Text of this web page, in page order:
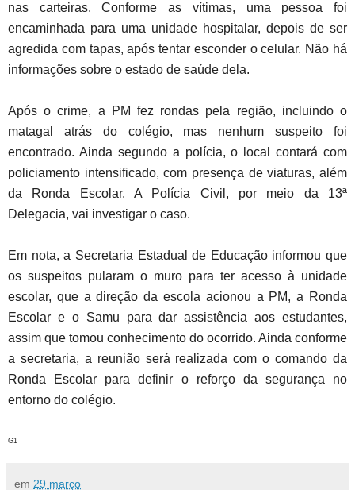
nas carteiras. Conforme as vítimas, uma pessoa foi
encaminhada para uma unidade hospitalar, depois de ser
agredida com tapas, após tentar esconder o celular. Não há
informações sobre o estado de saúde dela.
Após o crime, a PM fez rondas pela região, incluindo o
matagal atrás do colégio, mas nenhum suspeito foi
encontrado. Ainda segundo a polícia, o local contará com
policiamento intensificado, com presença de viaturas, além
da Ronda Escolar. A Polícia Civil, por meio da 13ª
Delegacia, vai investigar o caso.
Em nota, a Secretaria Estadual de Educação informou que
os suspeitos pularam o muro para ter acesso à unidade
escolar, que a direção da escola acionou a PM, a Ronda
Escolar e o Samu para dar assistência aos estudantes,
assim que tomou conhecimento do ocorrido. Ainda conforme
a secretaria, a reunião será realizada com o comando da
Ronda Escolar para definir o reforço da segurança no
entorno do colégio.
G1
em 29 março